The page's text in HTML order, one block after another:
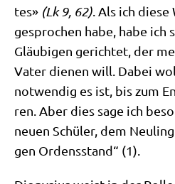
tes» (Lk 9, 62). Als ich
gespro­chen habe, habe ich
Gläu­bi­gen gerich­tet, der
Vater die­nen will. Dabei
not­wen­dig es ist, bis zum
ren. Aber dies sage ich
neu­en Schü­ler, dem
gen Ordens­stand“ (1).